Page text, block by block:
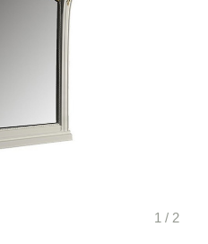
1 / 2